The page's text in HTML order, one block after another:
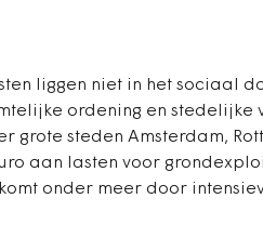
liggen niet in het sociaal
ordening en stedelijke
grote steden Amsterdam,
aan lasten voor
onder meer door